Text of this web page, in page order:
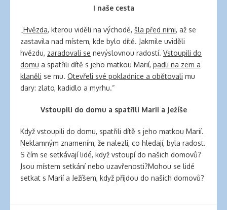
I naše cesta
„Hvězda, kterou viděli na východě, šla před nimi, až se
zastavila nad místem, kde bylo dítě. Jakmile uviděli
hvězdu, zaradovali se nevýslovnou radostí. Vstoupili do
domu a spatřili dítě s jeho matkou Marií, padli na zem a
klaněli se mu. Otevřeli své pokladnice a obětovali mu
dary: zlato, kadidlo a myrhu.“
Vstoupili do domu a spatřili Marii a Ježíše
Když vstoupili do domu, spatřili dítě s jeho matkou Marií.
Neklamným znamením, že nalezli, co hledají, byla radost.
S čím se setkávají lidé, když vstoupí do našich domovů?
Jsou místem setkání nebo uzavřenosti?Mohou se lidé
setkat s Marií a Ježíšem, když přijdou do našich domovů?